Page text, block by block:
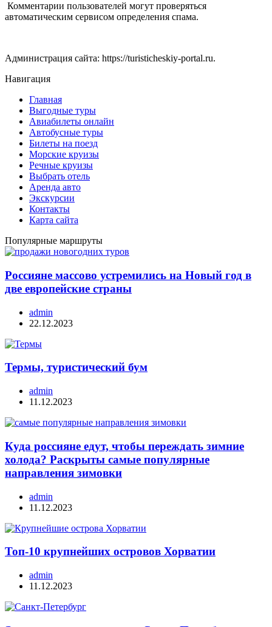
Комментарии пользователей могут проверяться
автоматическим сервисом определения спама.
Администрация сайта: https://turisticheskiy-portal.ru.
Навигация
Главная
Выгодные туры
Авиабилеты онлайн
Автобусные туры
Билеты на поезд
Морские круизы
Речные круизы
Выбрать отель
Аренда авто
Экскурсии
Контакты
Карта сайта
Популярные маршруты
Россияне массово устремились на Новый год в
две европейские страны
admin
22.12.2023
Термы, туристический бум
admin
11.12.2023
Куда россияне едут, чтобы переждать зимние
холода? Раскрыты самые популярные
направления зимовки
admin
11.12.2023
Топ-10 крупнейших островов Хорватии
admin
11.12.2023